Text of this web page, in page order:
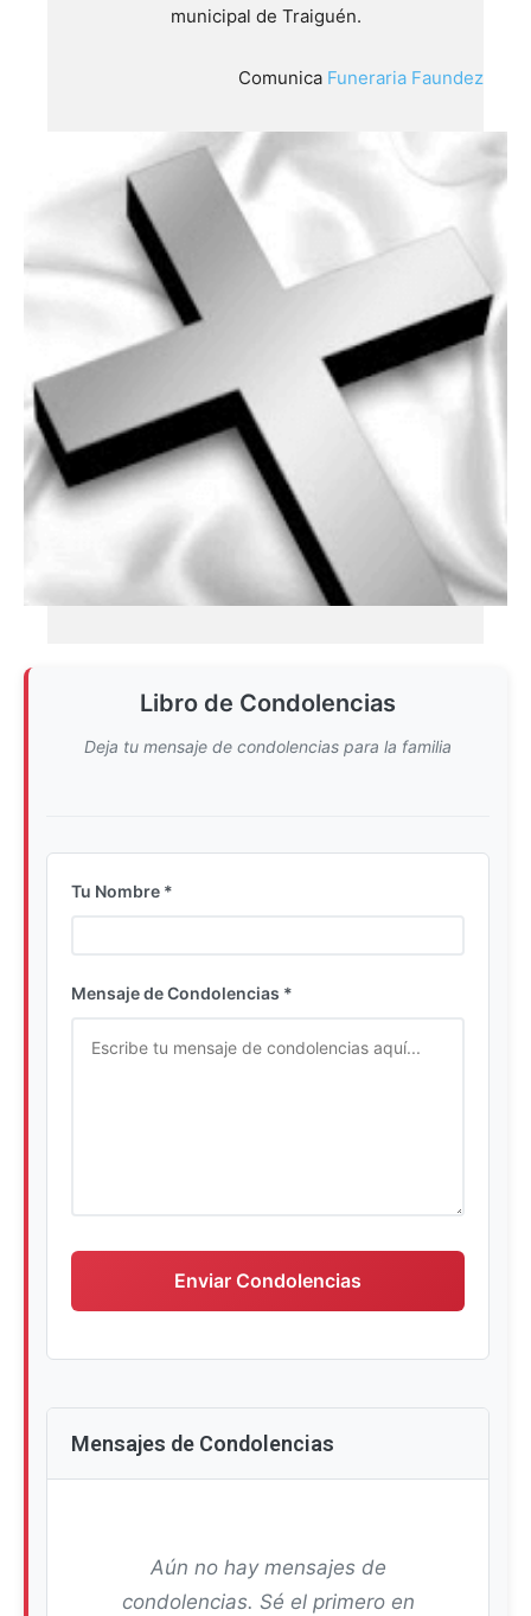
municipal de Traiguén.
Comunica Funeraria Faundez
Libro de Condolencias
Deja tu mensaje de condolencias para la familia
Tu Nombre *
Mensaje de Condolencias *
Enviar Condolencias
Mensajes de Condolencias
Aún no hay mensajes de
condolencias. Sé el primero en